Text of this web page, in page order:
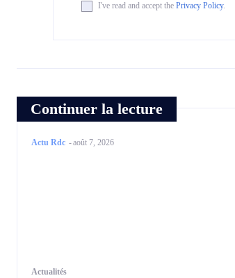
I've read and accept the Privacy Policy.
Continuer la lecture
Actu Rdc -août 7, 2026
Actualités